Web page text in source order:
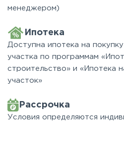
менеджером)
Ипотека
Доступна ипотека на
участка по программам
строительство» и «Ипотека
участок»
Рассрочка
Условия определяются